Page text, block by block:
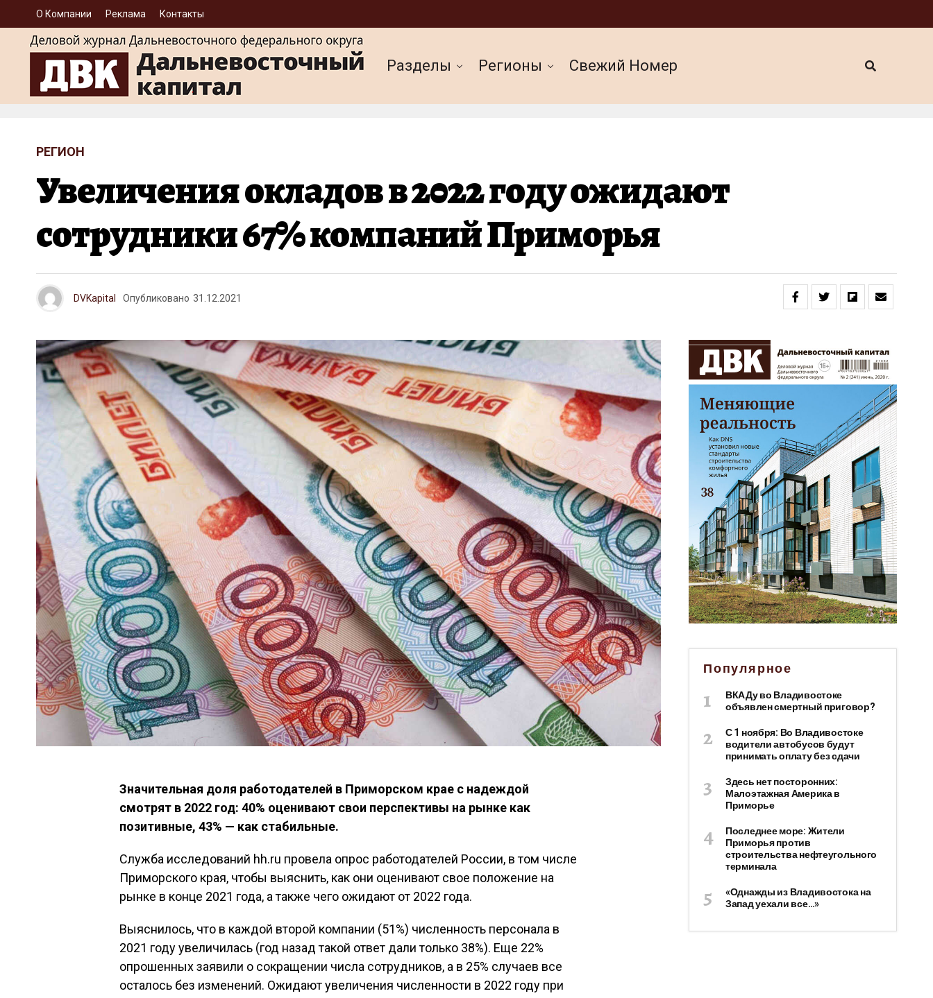
О Компании Реклама Контакты
Разделы Регионы Cвежий Номер
РЕГИОН
Увеличения окладов в 2022 году ожидают
сотрудники 67% компаний Приморья
DVKapital Опубликовано 31.12.2021
Значительная доля работодателей в Приморском крае с надеждой
смотрят в 2022 год: 40% оценивают свои перспективы на рынке как
позитивные, 43% — как стабильные.
Служба исследований hh.ru провела опрос работодателей России, в том числе
Приморского края, чтобы выяснить, как они оценивают свое положение на
рынке в конце 2021 года, а также чего ожидают от 2022 года.
Выяснилось, что в каждой второй компании (51%) численность персонала в
2021 году увеличилась (год назад такой ответ дали только 38%). Еще 22%
опрошенных заявили о сокращении числа сотрудников, а в 25% случаев все
осталось без изменений. Ожидают увеличения численности в 2022 году при
Популярное
ВКАДу во Владивостоке
объявлен смертный приговор?
С 1 ноября: Во Владивостоке
водители автобусов будут
принимать оплату без сдачи
Здесь нет посторонних:
Малоэтажная Америка в
Приморье
Последнее море: Жители
Приморья против
строительства нефтеугольного
терминала
«Однажды из Владивостока на
Запад уехали все…»